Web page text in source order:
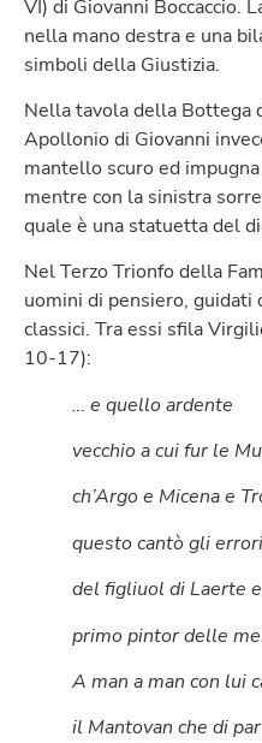
VI) di Giovanni Boccaccio.
nella mano destra e una
simboli della Giustizia.
Nella tavola della Bottega
Apollonio di Giovanni
mantello scuro ed
mentre con la sinistra
quale è una statuetta del
Nel Terzo Trionfo della
uomini di pensiero, guidati
classici. Tra essi sfila
10-17):
… e quello ardente
vecchio a cui fur le
ch’Argo e Micena e
questo cantò gli
del figliuol di Laerte e
primo pintor delle
A man a man con lui
il Mantovan che di